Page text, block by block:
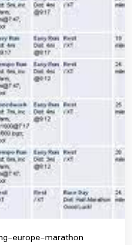
europe-marathon